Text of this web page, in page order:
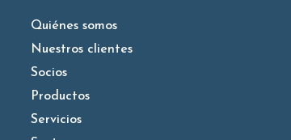
Quiénes somos
Nuestros clientes
Socios
Productos
Servicios